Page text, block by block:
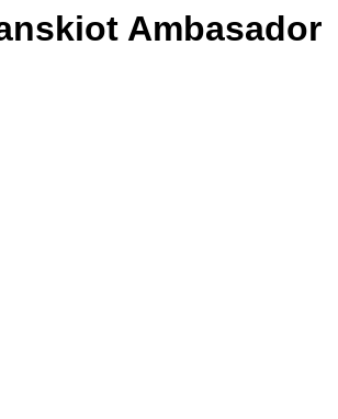
Ambasador